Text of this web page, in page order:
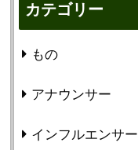
カテゴリー
もの
アナウンサー
インフルエンサー